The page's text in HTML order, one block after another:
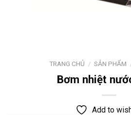
TRANG CHỦ / SẢN PHẨM
Bơm nhiệt
Add to